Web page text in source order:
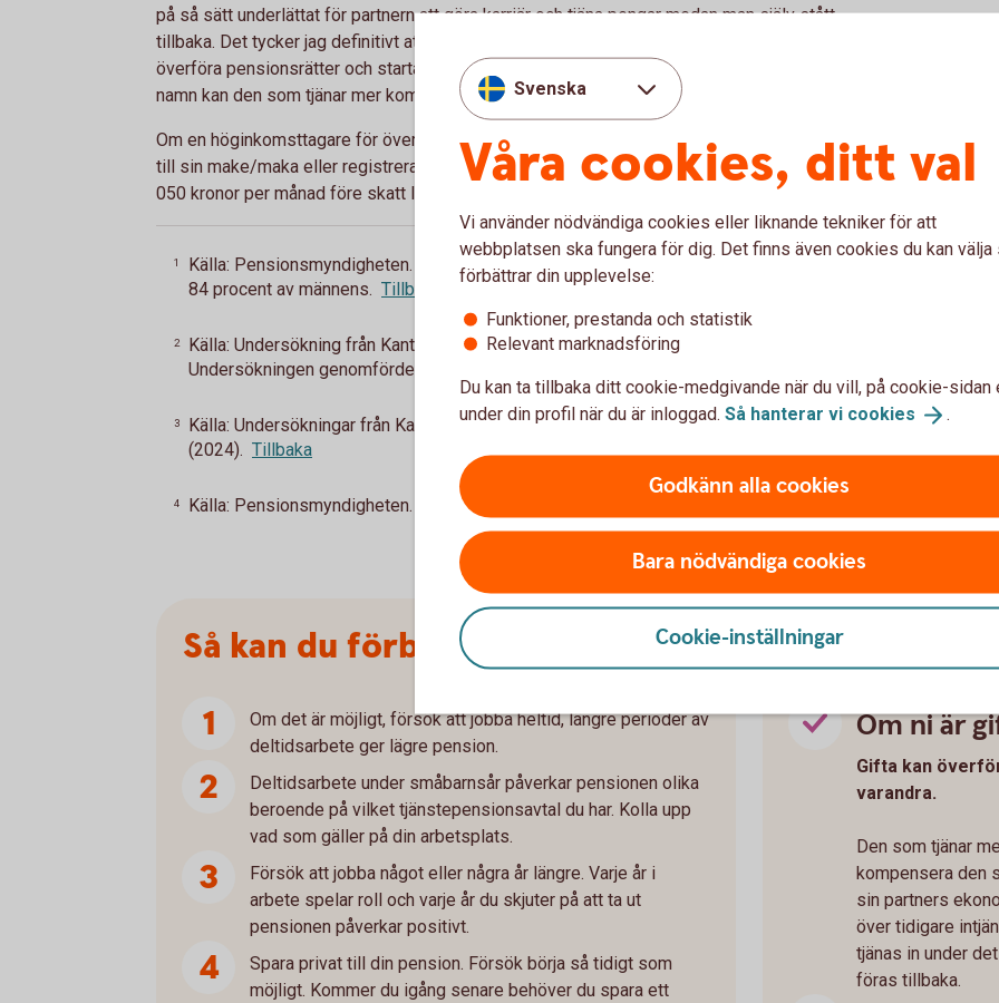
på så sätt underlättat för partnern att göra karriär och tjäna pengar medan man själv stått
tillbaka. Det tycker jag definitivt att man ska kompenseras för. Genom att till exempel
överföra pensionsrätter och starta ett sparande som enskild egendom i den andres
namn kan den som tjänar mer kompensera den andra, säger Madelén.
Om en höginkomsttagare för över pensionsrätter för sin premiepension under 20 års tid
till sin make/maka eller registrerade partner förbättras den andras pension med knappt 2
050 kronor per månad före skatt livet
1
Källa: Pensionsmyndigheten. I åldersgruppen 65-69 år uppgår kvinnors pension till
84 procent av männens. Tillbaka
2
Källa: Undersökning från Kantar Medias Sifopanel på uppdrag av Swedbank.
Undersökningen genomfördes i april (2025).
3
Källa: Undersökningar från Kantar Medias Sifopanel på uppdrag av Swedbank
(2024). Tillbaka
4 Källa: Pensionsmyndigheten. Tillbaka
Så kan du förbättra pensionen:
Om det är möjligt, försök att jobba heltid, längre perioder av
deltidsarbete ger lägre pension.
Deltidsarbete under småbarnsår påverkar pensionen olika
beroende på vilket tjänstepensionsavtal du har. Kolla upp
vad som gäller på din arbetsplats.
Försök att jobba något eller några år längre. Varje år i
arbete spelar roll och varje år du skjuter på att ta ut
pensionen påverkar positivt.
Spara privat till din pension. Försök börja så tidigt som
möjligt. Kommer du igång senare behöver du spara ett
Så kan du
Om ni är
Gifta kan
varandra.
Den som tjänar
kompensera den
sin partners
över tidigare
tjänas in under
föras tillbaka.
Svenska
Våra cookies, ditt val
Vi använder nödvändiga cookies eller liknande tekniker för att
webbplatsen ska fungera för dig. Det finns även cookies du kan välja
förbättrar din upplevelse:
Funktioner, prestanda och statistik
Relevant marknadsföring
Du kan ta tillbaka ditt cookie-medgivande när du vill, på cookie-sidan
under din profil när du är inloggad. Så hanterar vi cookies .
Godkänn alla cookies
Bara nödvändiga cookies
Cookie-inställningar